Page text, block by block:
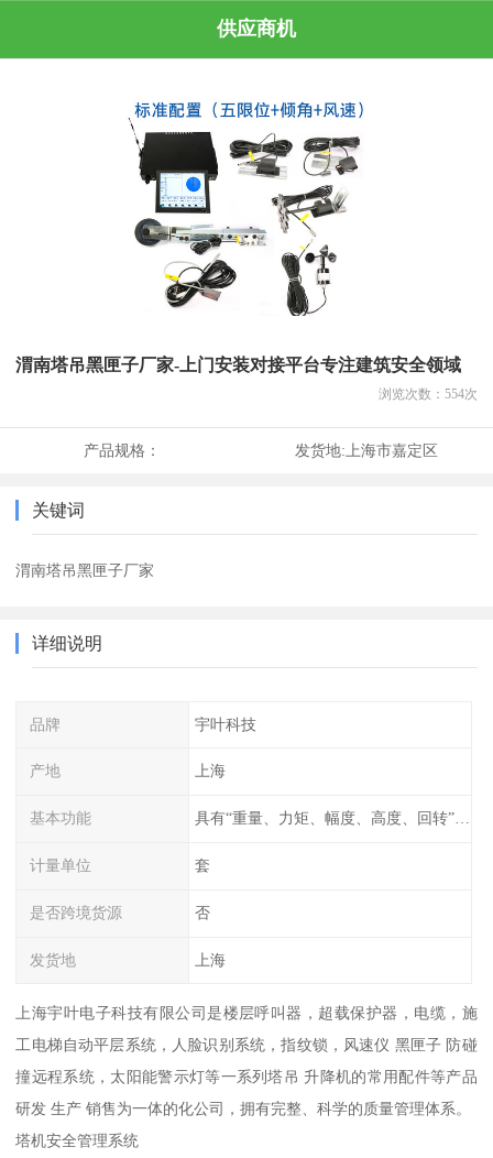
供应商机
渭南塔吊黑匣子厂家-上门安装对接平台专注建筑安全领域
浏览次数： 554次
产品规格： 发货地:上海市嘉定区
关键词
渭南塔吊黑匣子厂家
详细说明
品牌 宇叶科技
产地 上海
基本功能 具有“重量、力矩、幅度、高度、回转”等参数的显示、记录、报警功
计量单位 套
是否跨境货源 否
发货地 上海
上海宇叶电子科技有限公司是楼层呼叫器，超载保护器，电缆，施
工电梯自动平层系统，人脸识别系统，指纹锁，风速仪 黑匣子 防碰
撞远程系统，太阳能警示灯等一系列塔吊 升降机的常用配件等产品
研发 生产 销售为一体的化公司，拥有完整、科学的质量管理体系。
塔机安全管理系统